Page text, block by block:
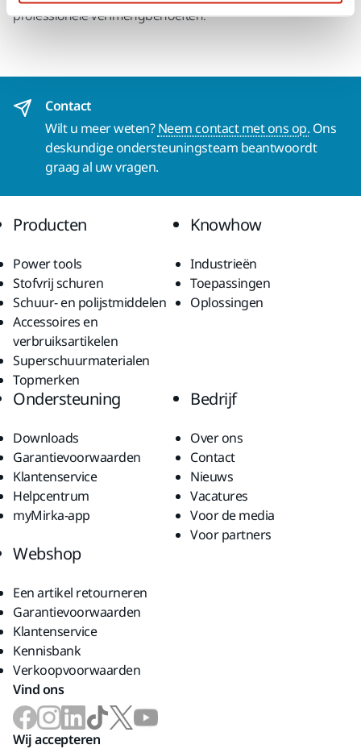
professionele verfmengbehoeften.
Contact
Wilt u meer weten?Neem contact met ons op. Ons
deskundige ondersteuningsteam beantwoordt
graag al uw vragen.
Producten
Power tools
Stofvrij schuren
Schuur- en polijstmiddelen
Accessoires en
verbruiksartikelen
Superschuurmaterialen
Topmerken
Knowhow
Industrieën
Toepassingen
Oplossingen
Ondersteuning
Downloads
Garantievoorwaarden
Klantenservice
Helpcentrum
myMirka-app
Bedrijf
Over ons
Contact
Nieuws
Vacatures
Voor de media
Voor partners
Webshop
Een artikel retourneren
Garantievoorwaarden
Klantenservice
Kennisbank
Verkoopvoorwaarden
Vind ons
Wij accepteren